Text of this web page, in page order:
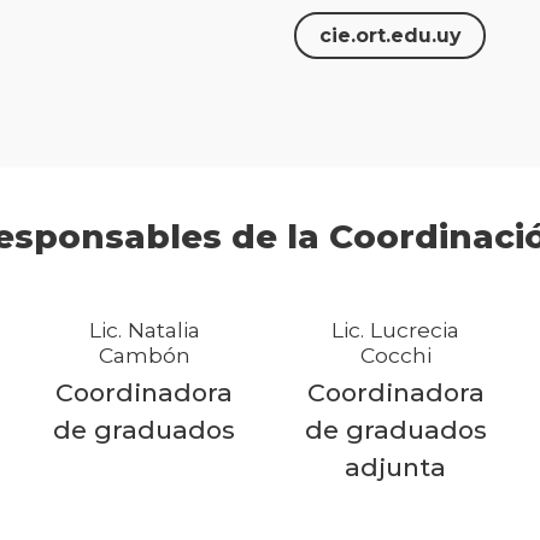
cie.ort.edu.uy
de la
Lic. Natalia
Cambón
Coordinadora
de graduados
Lic. Lucrecia
Cocchi
Coordinadora
de graduados
adjunta